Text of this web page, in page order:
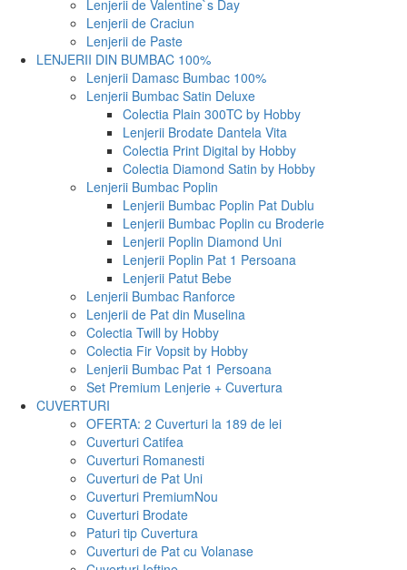
Lenjerii de Valentine`s Day
Lenjerii de Craciun
Lenjerii de Paste
LENJERII DIN BUMBAC 100%
Lenjerii Damasc Bumbac 100%
Lenjerii Bumbac Satin Deluxe
Colectia Plain 300TC by Hobby
Lenjerii Brodate Dantela Vita
Colectia Print Digital by Hobby
Colectia Diamond Satin by Hobby
Lenjerii Bumbac Poplin
Lenjerii Bumbac Poplin Pat Dublu
Lenjerii Bumbac Poplin cu Broderie
Lenjerii Poplin Diamond Uni
Lenjerii Poplin Pat 1 Persoana
Lenjerii Patut Bebe
Lenjerii Bumbac Ranforce
Lenjerii de Pat din Muselina
Colectia Twill by Hobby
Colectia Fir Vopsit by Hobby
Lenjerii Bumbac Pat 1 Persoana
Set Premium Lenjerie + Cuvertura
CUVERTURI
OFERTA: 2 Cuverturi la 189 de lei
Cuverturi Catifea
Cuverturi Romanesti
Cuverturi de Pat Uni
Cuverturi PremiumNou
Cuverturi Brodate
Paturi tip Cuvertura
Cuverturi de Pat cu Volanase